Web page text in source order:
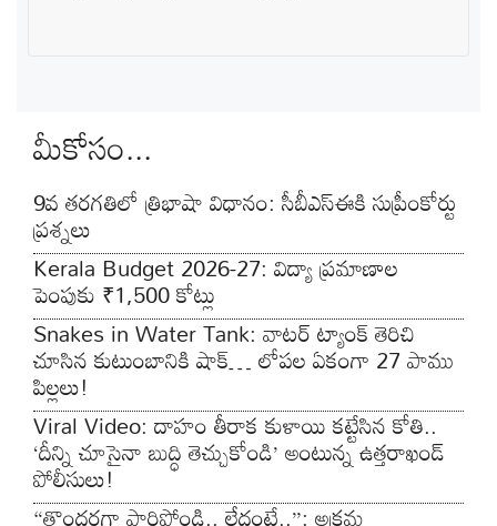
మీకోసం...
9వ తరగతిలో త్రిభాషా విధానం: సీబీఎస్‌ఈకి సుప్రీంకోర్టు
ప్రశ్నలు
Kerala Budget 2026-27: విద్యా ప్రమాణాల
పెంపుకు ₹1,500 కోట్లు
Snakes in Water Tank: వాటర్ ట్యాంక్ తెరిచి
చూసిన కుటుంబానికి షాక్… లోపల ఏకంగా 27 పాము
పిల్లలు!
Viral Video: దాహం తీరాక కుళాయి కట్టేసిన కోతి..
‘దీన్ని చూసైనా బుద్ధి తెచ్చుకోండి’ అంటున్న ఉత్తరాఖండ్
పోలీసులు!
“తొందరగా పారిపోండి.. లేదంటే..”: అక్రమ